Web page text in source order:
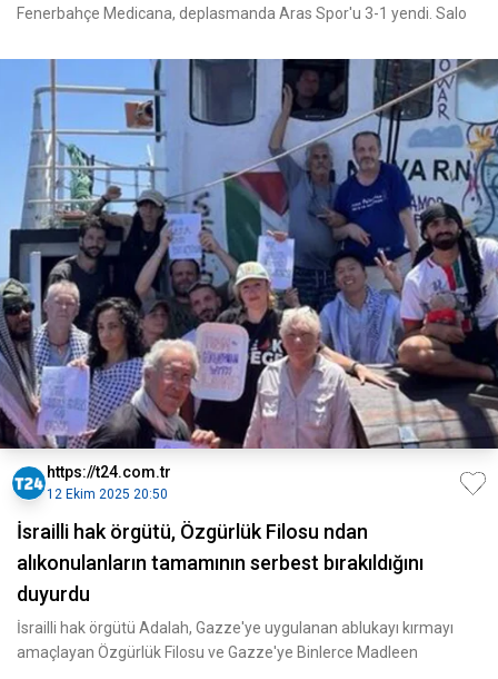
Fenerbahçe Medicana, deplasmanda Aras Spor'u 3-1 yendi. Salo
https://t24.com.tr
12 Ekim 2025 20:50
İsrailli hak örgütü, Özgürlük Filosu ndan
alıkonulanların tamamının serbest bırakıldığını
duyurdu
İsrailli hak örgütü Adalah, Gazze'ye uygulanan ablukayı kırmayı
amaçlayan Özgürlük Filosu ve Gazze'ye Binlerce Madleen